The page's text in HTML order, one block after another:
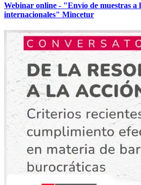
Webinar online - "Envío de muestras a
internacionales" Mincetur